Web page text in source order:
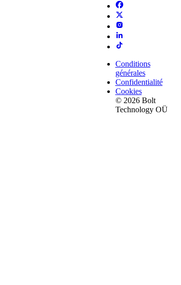
Conditions
générales
Confidentialité
Cookies
© 2026 Bolt
Technology OÜ